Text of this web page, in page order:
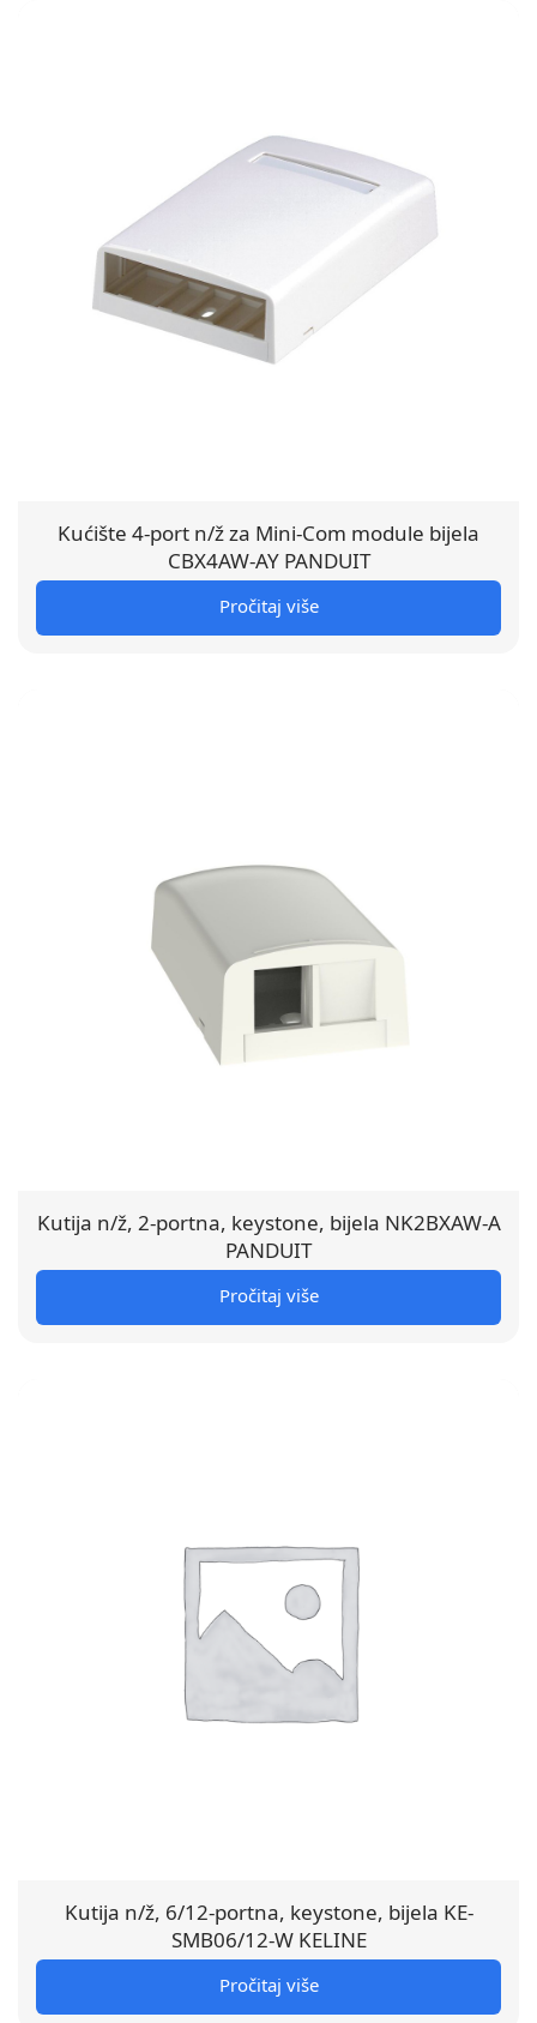
Kućište 4-port n/ž za Mini-Com module bijela
CBX4AW-AY PANDUIT
Pročitaj više
Kutija n/ž, 2-portna, keystone, bijela NK2BXAW-A
PANDUIT
Pročitaj više
Kutija n/ž, 6/12-portna, keystone, bijela KE-
SMB06/12-W KELINE
Pročitaj više